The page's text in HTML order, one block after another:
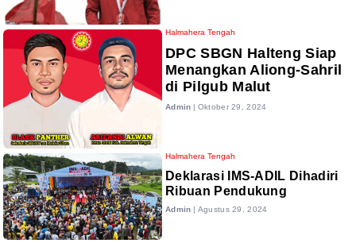
Halmahera Tengah
DPC SBGN Halteng Siap
Menangkan Aliong-Sahril
di Pilgub Malut
Admin | Oktober 29, 2024
Halmahera Tengah
Deklarasi IMS-ADIL Dihadiri
Ribuan Pendukung
Admin | Agustus 29, 2024